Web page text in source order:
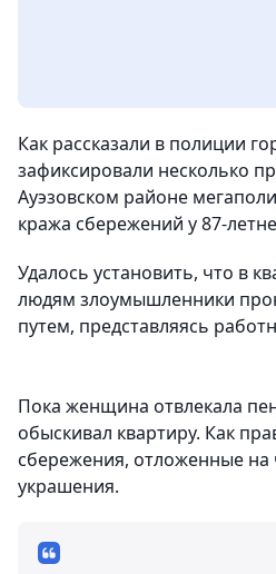
Как рассказали в полиции
зафиксировали несколько
Ауэзовском районе
кража сбережений у 87-
Удалось установить, что в
людям злоумышленники
путем, представляясь
Пока женщина отвлекала
обыскивал квартиру. Как
сбережения, отложенные на
украшения.